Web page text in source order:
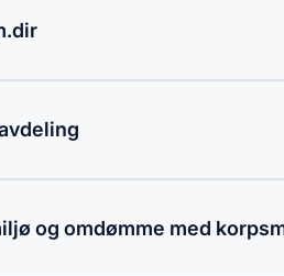
og omdømme med